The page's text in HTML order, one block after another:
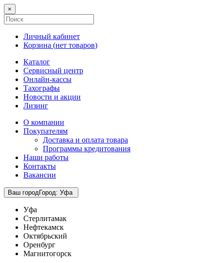
×
Личный кабинет
Корзина (нет товаров)
Каталог
Сервисный центр
Онлайн-кассы
Тахографы
Новости и акции
Лизинг
О компании
Покупателям
Доставка и оплата товара
Программы кредитования
Наши работы
Контакты
Вакансии
Ваш городГород: Уфа
Уфа
Стерлитамак
Нефтекамск
Октябрьский
Оренбург
Магнитогорск